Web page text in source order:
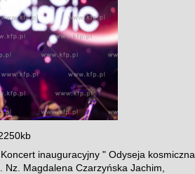
inauguracyjny " Odyseja kosmiczna
Magdalena Czarzyńska Jachim,